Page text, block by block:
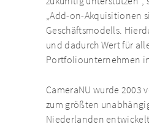
„Add-on-Akquisitionen
Geschäftsmodells.
und dadurch Wert für
Portfoliounternehmen
CameraNU wurde 2003
zum größten
Niederlanden